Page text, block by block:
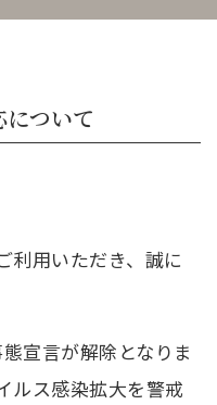
ついて
利用いただき、誠に
宣言が解除となりま
ルス感染拡大を警戒